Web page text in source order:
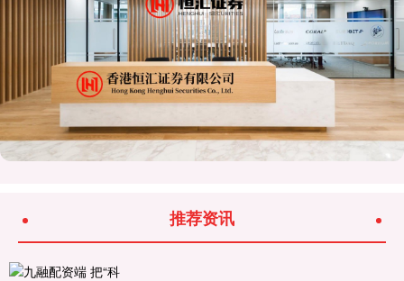
推荐资讯